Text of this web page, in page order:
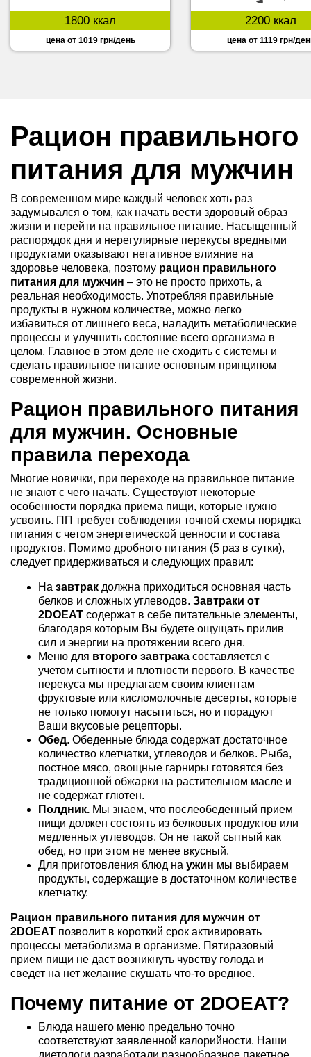
1800 ккал
цена от 1019 грн/день
2200 ккал
цена от 1119 грн/
Рацион правильного
питания для мужчин
В современном мире каждый человек хоть раз
задумывался о том, как начать вести здоровый образ
жизни и перейти на правильное питание. Насыщенный
распорядок дня и нерегулярные перекусы вредными
продуктами оказывают негативное влияние на
здоровье человека, поэтому рацион правильного
питания для мужчин – это не просто прихоть, а
реальная необходимость. Употребляя правильные
продукты в нужном количестве, можно легко
избавиться от лишнего веса, наладить метаболические
процессы и улучшить состояние всего организма в
целом. Главное в этом деле не сходить с системы и
сделать правильное питание основным принципом
современной жизни.
Рацион правильного питания
для мужчин. Основные
правила перехода
Многие новички, при переходе на правильное питание
не знают с чего начать. Существуют некоторые
особенности порядка приема пищи, которые нужно
усвоить. ПП требует соблюдения точной схемы порядка
питания с четом энергетической ценности и состава
продуктов. Помимо дробного питания (5 раз в сутки),
следует придерживаться и следующих правил:
На завтрак должна приходиться основная часть
белков и сложных углеводов. Завтраки от
2DOEAT содержат в себе питательные элементы,
благодаря которым Вы будете ощущать прилив
сил и энергии на протяжении всего дня.
Меню для второго завтрака составляется с
учетом сытности и плотности первого. В качестве
перекуса мы предлагаем своим клиентам
фруктовые или кисломолочные десерты, которые
не только помогут насытиться, но и порадуют
Ваши вкусовые рецепторы.
Обед. Обеденные блюда содержат достаточное
количество клетчатки, углеводов и белков. Рыба,
постное мясо, овощные гарниры готовятся без
традиционной обжарки на растительном масле и
не содержат глютен.
Полдник. Мы знаем, что послеобеденный прием
пищи должен состоять из белковых продуктов или
медленных углеводов. Он не такой сытный как
обед, но при этом не менее вкусный.
Для приготовления блюд на ужин мы выбираем
продукты, содержащие в достаточном количестве
клетчатку.
Рацион правильного питания для мужчин от
2DOEAT позволит в короткий срок активировать
процессы метаболизма в организме. Пятиразовый
прием пищи не даст возникнуть чувству голода и
сведет на нет желание скушать что-то вредное.
Почему питание от 2DOEAT?
Блюда нашего меню предельно точно
соответствуют заявленной калорийности. Наши
диетологи разработали разнообразное пакетное